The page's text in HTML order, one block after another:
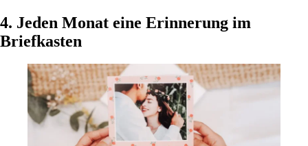
4. Jeden Monat eine Erinnerung im
Briefkasten